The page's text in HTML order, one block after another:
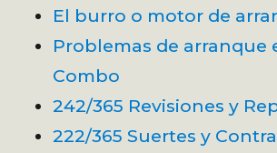
El burro o motor de
Problemas de arranque
Combo
242/365 Revisiones y
222/365 Suertes y